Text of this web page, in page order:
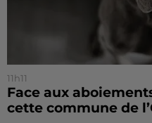
11h11
Face aux
cette commune de